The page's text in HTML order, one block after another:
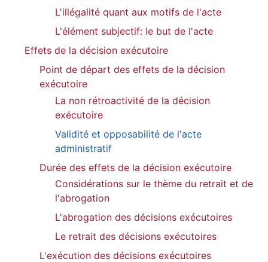
L'illégalité quant aux motifs de l'acte
L'élément subjectif: le but de l'acte
Effets de la décision exécutoire
Point de départ des effets de la décision
exécutoire
La non rétroactivité de la décision
exécutoire
Validité et opposabilité de l'acte
administratif
Durée des effets de la décision exécutoire
Considérations sur le thème du retrait et de
l'abrogation
L'abrogation des décisions exécutoires
Le retrait des décisions exécutoires
L'exécution des décisions exécutoires